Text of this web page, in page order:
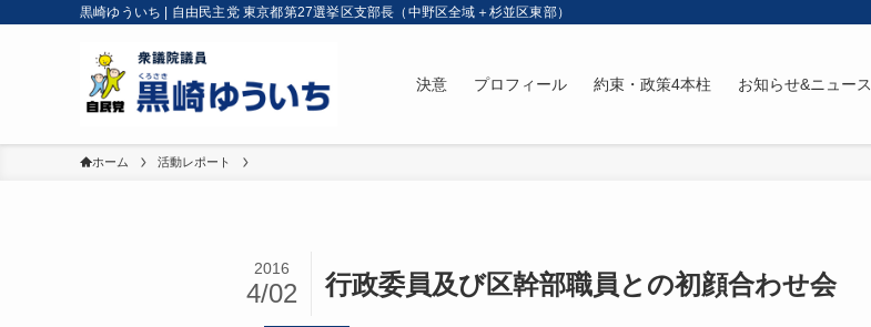
黒崎ゆういち | 自由民主党 東京都第27選挙区支部長（中野区全域＋杉並区東部）
決意 プロフィール 約束・政策4本柱 お知らせ&ニュース
ホーム 活動レポート
行政委員及び区幹部職員との初顔合わせ会
2016
4/02